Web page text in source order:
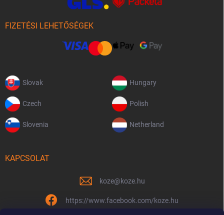
FIZETÉSI LEHETŐSÉGEK
Slovak Hungary
Czech Polish
Slovenia Netherland
KAPCSOLAT
koze@koze.hu
https://www.facebook.com/koze.hu